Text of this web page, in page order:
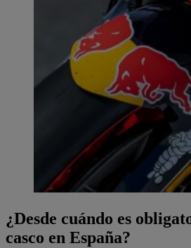
¿Desde cuándo es
casco en España?